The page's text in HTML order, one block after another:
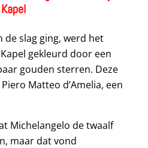
Kapel
de slag ging, werd het
gekleurd door een
gouden sterren. Deze
Matteo d’Amelia, een
Michelangelo de twaalf
maar dat vond